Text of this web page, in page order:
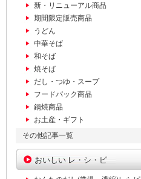
新・リニューアル商品
期間限定販売商品
うどん
中華そば
和そば
焼そば
だし・つゆ・スープ
フードパック商品
鍋焼商品
お土産・ギフト
その他記事一覧
おいしい レ・シ・ピ